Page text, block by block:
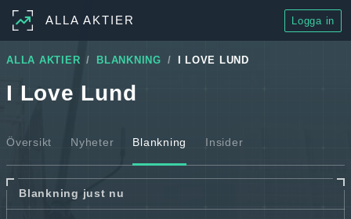
ALLA AKTIER Logga in
ALLA AKTIER BLANKNING I LOVE LUND
I Love Lund
Översikt Nyheter Blankning Insider
Blankning just nu